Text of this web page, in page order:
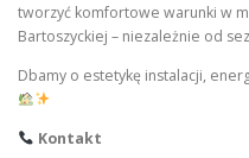
tworzyć komfortowe warunki w
Bartoszyckiej – niezależnie od
Dbamy o estetykę instalacji,
Kontakt